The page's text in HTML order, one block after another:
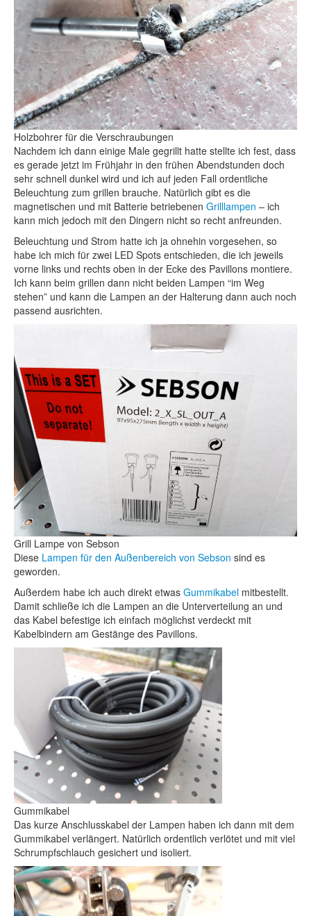
Holzbohrer für die Verschraubungen
Nachdem ich dann einige Male gegrillt hatte stellte ich fest, dass
es gerade jetzt im Frühjahr in den frühen Abendstunden doch
sehr schnell dunkel wird und ich auf jeden Fall ordentliche
Beleuchtung zum grillen brauche. Natürlich gibt es die
magnetischen und mit Batterie betriebenen Grilllampen – ich
kann mich jedoch mit den Dingern nicht so recht anfreunden.
Beleuchtung und Strom hatte ich ja ohnehin vorgesehen, so
habe ich mich für zwei LED Spots entschieden, die ich jeweils
vorne links und rechts oben in der Ecke des Pavillons montiere.
Ich kann beim grillen dann nicht beiden Lampen “im Weg
stehen” und kann die Lampen an der Halterung dann auch noch
passend ausrichten.
Grill Lampe von Sebson
Diese Lampen für den Außenbereich von Sebson sind es
geworden.
Außerdem habe ich auch direkt etwas Gummikabel mitbestellt.
Damit schließe ich die Lampen an die Unterverteilung an und
das Kabel befestige ich einfach möglichst verdeckt mit
Kabelbindern am Gestänge des Pavillons.
Gummikabel
Das kurze Anschlusskabel der Lampen haben ich dann mit dem
Gummikabel verlängert. Natürlich ordentlich verlötet und mit viel
Schrumpfschlauch gesichert und isoliert.